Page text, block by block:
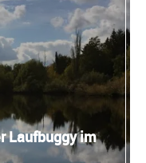
Laufbuggy im